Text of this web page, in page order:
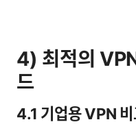
4) 최적의
드
4.1 기업용 VPN